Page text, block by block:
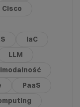
Cisco
IaC
LLM
PaaS